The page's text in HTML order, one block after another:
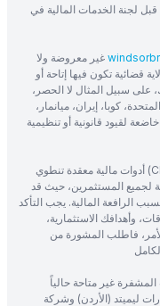
لجنة الخدمات المالية في
غير معروضة ولا
تكون فيها إتاحة أو
على سبيل المثال لا الحصر،
كوبا، إيران، ميانمار،
لقيود قانونية أو تنظيمية
تحذير من المخاطر: تعد العقود مقابل الفروقات (CFD) أدوات مالية معقدة تنطوي
لجميع المستثمرين، حيث قد
الرافعة المالية. يجب التأكد
وأهدافك الاستثمارية،
فاطلب المشورة من
غير متاحة حالياً
ليميتد (الأردن) وشركة